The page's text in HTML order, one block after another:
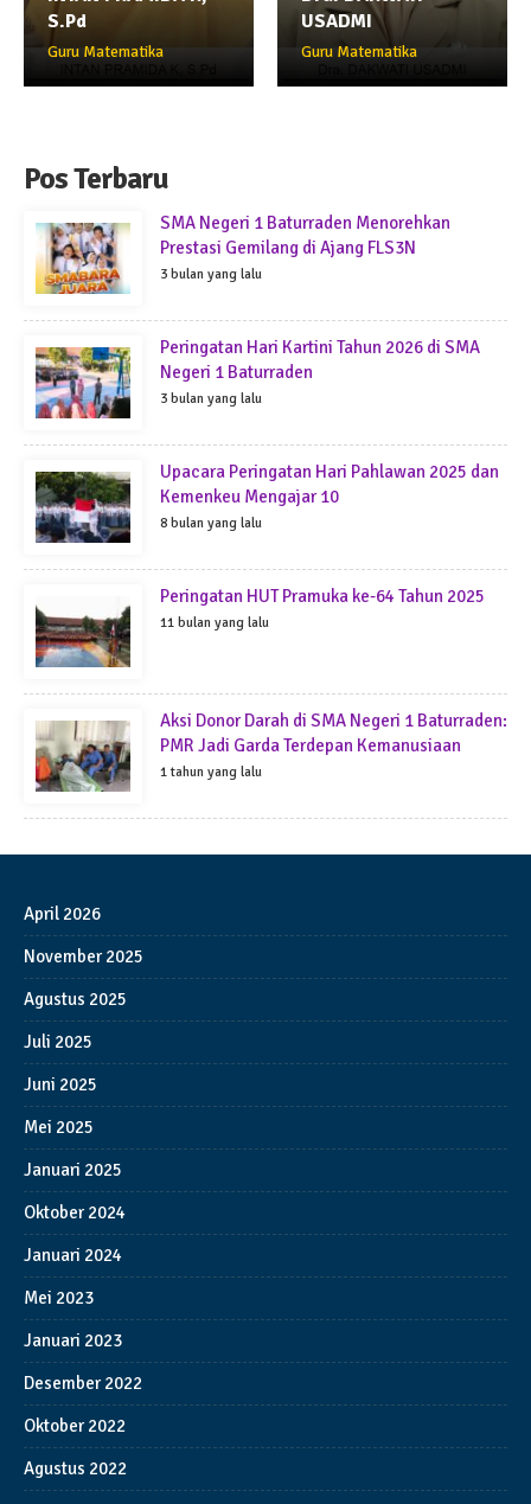
S.Pd
Guru Matematika
USADMI
Guru Matematika
Pos Terbaru
SMA Negeri 1 Baturraden Menorehkan
Prestasi Gemilang di Ajang FLS3N
3 bulan yang lalu
Peringatan Hari Kartini Tahun 2026 di SMA
Negeri 1 Baturraden
3 bulan yang lalu
Upacara Peringatan Hari Pahlawan 2025 dan
Kemenkeu Mengajar 10
8 bulan yang lalu
Peringatan HUT Pramuka ke-64 Tahun 2025
11 bulan yang lalu
Aksi Donor Darah di SMA Negeri 1 Baturraden:
PMR Jadi Garda Terdepan Kemanusiaan
1 tahun yang lalu
April 2026
November 2025
Agustus 2025
Juli 2025
Juni 2025
Mei 2025
Januari 2025
Oktober 2024
Januari 2024
Mei 2023
Januari 2023
Desember 2022
Oktober 2022
Agustus 2022